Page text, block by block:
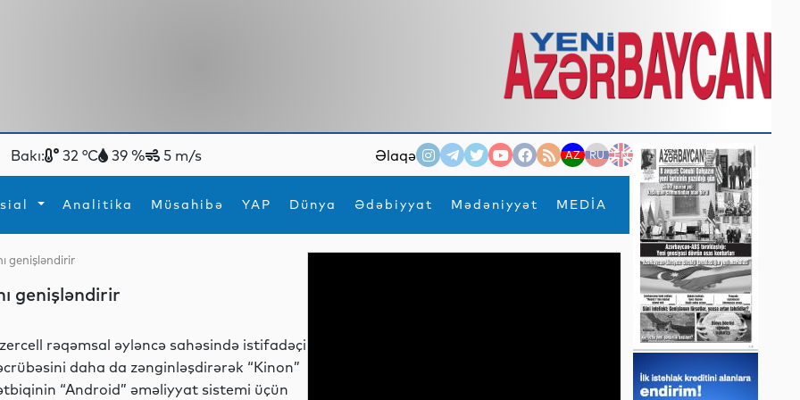
Bakı: 32 °C 39 % 5 m/s Əlaqə AZ RU EN
Analitika Müsahibə YAP Dünya Ədəbiyyat Mədəniyyət MEDİA
×
İdmanYeni texnologiyalar
genişləndirir
genişləndirir
rəqəmsal əyləncə sahəsində istifadəçi
daha da zənginləşdirərək “Kinon”
“Android” əməliyyat sistemi üçün